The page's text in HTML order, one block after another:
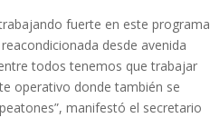
fuerte en este programa
desde avenida
todos tenemos que trabajar
operativo donde también se
manifestó el secretario